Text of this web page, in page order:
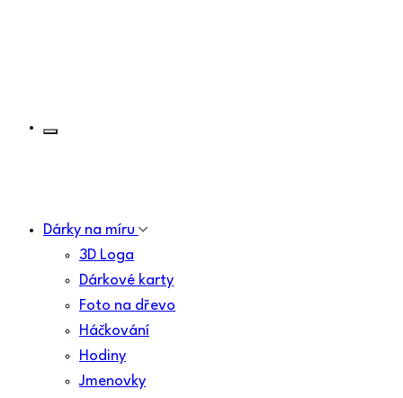
Dárky na míru
3D Loga
Dárkové karty
Foto na dřevo
Háčkování
Hodiny
Jmenovky